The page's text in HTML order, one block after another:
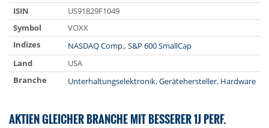
ISIN
US91829F1049
Symbol
VOXX
Indizes
NASDAQ Comp.,S&P 600 SmallCap
Land
USA
Branche
Unterhaltungselektronik,Gerätehersteller, Hardware
AKTIEN GLEICHER BRANCHE MIT BESSERER 1J PERF.